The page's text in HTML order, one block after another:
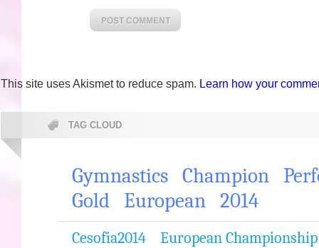
This site uses Akismet to reduce spam. Learn how your
TAG CLOUD
Gymnastics Champion
Gold
European 2014
Cesofia2014
European Championship